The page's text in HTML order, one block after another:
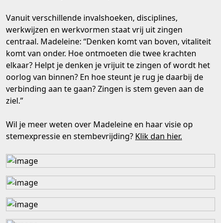
Vanuit verschillende invalshoeken, disciplines,
werkwijzen en werkvormen staat vrij uit zingen
centraal. Madeleine: “Denken komt van boven, vitaliteit
komt van onder. Hoe ontmoeten die twee krachten
elkaar? Helpt je denken je vrijuit te zingen of wordt het
oorlog van binnen? En hoe steunt je rug je daarbij de
verbinding aan te gaan? Zingen is stem geven aan de
ziel.”
Wil je meer weten over Madeleine en haar visie op
stemexpressie en stembevrijding? Klik dan hier.